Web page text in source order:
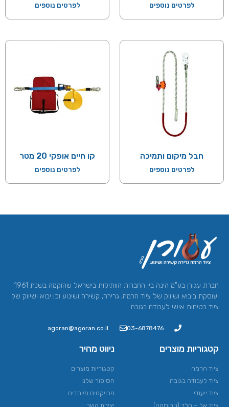
לפרטים נוספים לפרטים נוספים
חבל מיקום ותמיכה
לפרטים נוספים
קו חיים אופקי 20 מטר
לפרטים נוספים
חברת עגורן בע"מ הינה בין החברות הוותיקות בישראל שהוקמה בשנת 1961
ועוסקת ביבוא ושיווק של ציוד הרמה, גרירה, קשירה ושינוע וכן יבוא ושיווק של
ציוד בטיחות אישי לעבודה בגובה.
03-6878476
agoran@agoran.co.il
קטגוריות מוצרים
ציוד הרמה​
ציוד לעבודה בגובה
ציוד ייעודי
ציוד אל – חלד (נירוסטה)
ניווט מהיר
קטגוריות מוצרים
הסיפור שלנו
פרויקטים מיוחדים
יצירת קשר